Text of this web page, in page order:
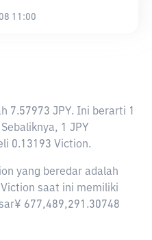
11:00
7.57973 JPY. Ini berarti 1
1 JPY
0.13193 Viction.
yang beredar adalah
saat ini memiliki
677,489,291.30748